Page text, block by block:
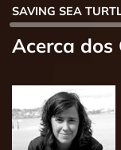
SAVING SEA
Acerca dos